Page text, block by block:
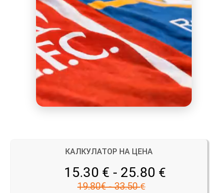
КАЛКУЛАТОР НА ЦЕНА
15.30 € - 25.80 €
19.80€ - 33.50 €